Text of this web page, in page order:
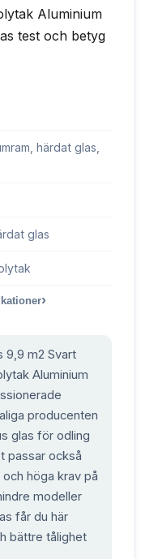
härdat glas,
glas
›
9,9 m2 Svart
Aluminium
producenten
glas för odling
passar också
höga krav på
modeller
får du här
bättre tålighet